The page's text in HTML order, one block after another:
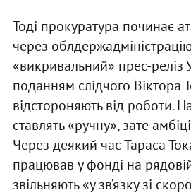
Тоді прокуратура починає
через
«викривальний» прес-реліз
поданням слідчого Віктора
відстороняють від роботи.
ставлять «ручну», зате
Через деякий час Тараса
працював у фонді на
звільняють «у зв’язку зі